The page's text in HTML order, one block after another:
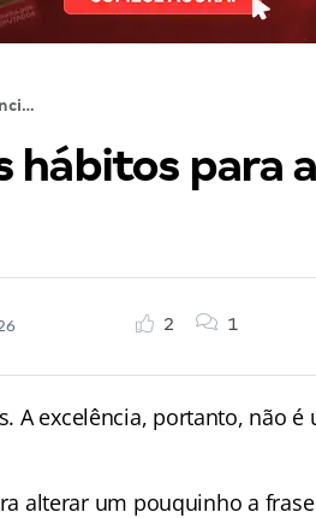
A importância dos hábitos para a aprovação
hábitos para a
2 1
A excelência, portanto, não
alterar um pouquinho a